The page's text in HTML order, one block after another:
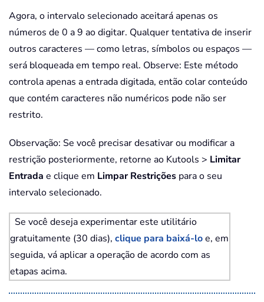
Agora, o intervalo selecionado aceitará apenas os
números de 0 a 9 ao digitar. Qualquer tentativa de inserir
outros caracteres — como letras, símbolos ou espaços —
será bloqueada em tempo real. Observe: Este método
controla apenas a entrada digitada, então colar conteúdo
que contém caracteres não numéricos pode não ser
restrito.
Observação: Se você precisar desativar ou modificar a
restrição posteriormente, retorne ao Kutools > Limitar
Entrada e clique em Limpar Restrições para o seu
intervalo selecionado.
Se você deseja experimentar este utilitário
gratuitamente (30 dias), clique para baixá-loe, em
seguida, vá aplicar a operação de acordo com as
etapas acima.